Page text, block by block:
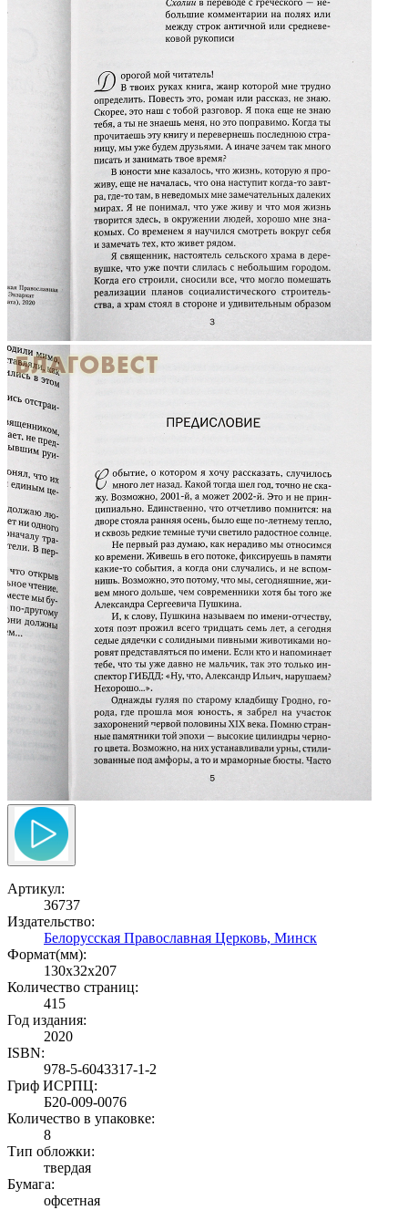
Артикул:
36737
Издательство:
Белорусская Православная Церковь, Минск
Формат(мм):
130x32x207
Количество страниц:
415
Год издания:
2020
ISBN:
978-5-6043317-1-2
Гриф ИСРПЦ:
Б20-009-0076
Количество в упаковке:
8
Тип обложки:
твердая
Бумага:
офсетная